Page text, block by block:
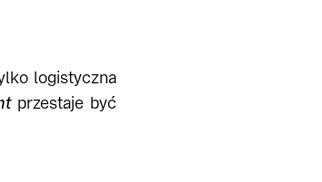
logistyczna
przestaje być